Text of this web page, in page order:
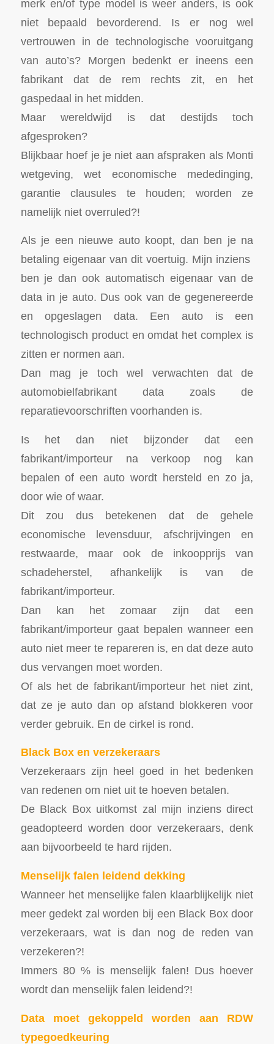
merk en/of type model is weer anders, is ook
niet bepaald bevorderend. Is er nog wel
vertrouwen in de technologische vooruitgang
van auto’s? Morgen bedenkt er ineens een
fabrikant dat de rem rechts zit, en het
gaspedaal in het midden.
Maar wereldwijd is dat destijds toch
afgesproken?
Blijkbaar hoef je je niet aan afspraken als Monti
wetgeving, wet economische mededinging,
garantie clausules te houden; worden ze
namelijk niet overruled?!
Als je een nieuwe auto koopt, dan ben je na
betaling eigenaar van dit voertuig. Mijn inziens
ben je dan ook automatisch eigenaar van de
data in je auto. Dus ook van de gegenereerde
en opgeslagen data. Een auto is een
technologisch product en omdat het complex is
zitten er normen aan.
Dan mag je toch wel verwachten dat de
automobielfabrikant data zoals de
reparatievoorschriften voorhanden is.
Is het dan niet bijzonder dat een
fabrikant/importeur na verkoop nog kan
bepalen of een auto wordt hersteld en zo ja,
door wie of waar.
Dit zou dus betekenen dat de gehele
economische levensduur, afschrijvingen en
restwaarde, maar ook de inkoopprijs van
schadeherstel, afhankelijk is van de
fabrikant/importeur.
Dan kan het zomaar zijn dat een
fabrikant/importeur gaat bepalen wanneer een
auto niet meer te repareren is, en dat deze auto
dus vervangen moet worden.
Of als het de fabrikant/importeur het niet zint,
dat ze je auto dan op afstand blokkeren voor
verder gebruik. En de cirkel is rond.
Black Box en verzekeraars
Verzekeraars zijn heel goed in het bedenken
van redenen om niet uit te hoeven betalen.
De Black Box uitkomst zal mijn inziens direct
geadopteerd worden door verzekeraars, denk
aan bijvoorbeeld te hard rijden.
Menselijk falen leidend dekking
Wanneer het menselijke falen klaarblijkelijk niet
meer gedekt zal worden bij een Black Box door
verzekeraars, wat is dan nog de reden van
verzekeren?!
Immers 80 % is menselijk falen! Dus hoever
wordt dan menselijk falen leidend?!
Data moet gekoppeld worden aan RDW
typegoedkeuring